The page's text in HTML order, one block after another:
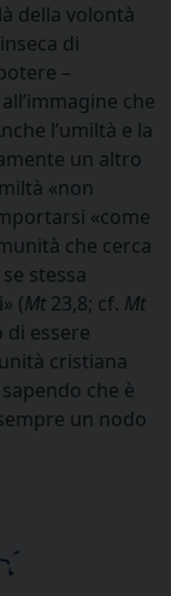
della volontà
di
–
che
l’umiltà e la
un altro
«non
«come
che cerca
stessa
(Mt23,8; cf. Mt
di essere
cristiana
che è
un nodo